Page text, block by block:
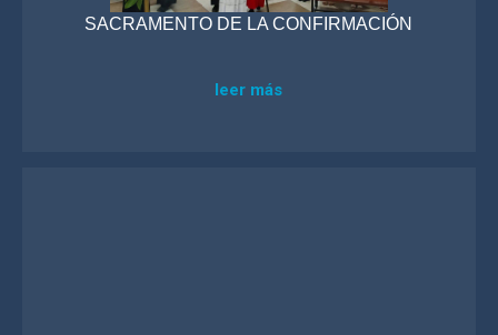
SACRAMENTO DE LA CONFIRMACIÓN
leer más